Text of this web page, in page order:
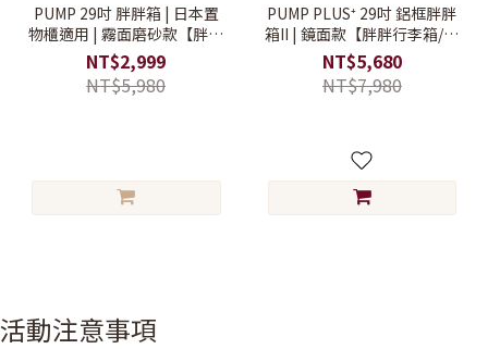
PUMP 29吋 胖胖箱 | 日本置
物櫃適用 | 霧面磨砂款【胖胖
行李箱/大容量行李箱/搬家行
李箱】
NT$2,999
NT$5,980
PUMP PLUS⁺ 29吋 鋁框胖胖
箱II | 鏡面款【胖胖行李箱/大
容量行李箱/搬家行李箱】
NT$5,680
NT$7,980
活動注意事項